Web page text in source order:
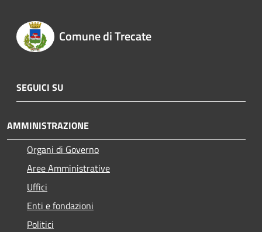
Comune di Trecate
SEGUICI SU
AMMINISTRAZIONE
Organi di Governo
Aree Amministrative
Uffici
Enti e fondazioni
Politici